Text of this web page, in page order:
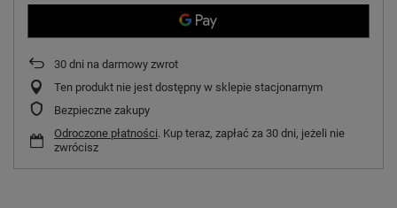
30 dni na darmowy zwrot
Ten produkt nie jest dostępny w sklepie stacjonarnym
Bezpieczne zakupy
Odroczone płatności. Kup teraz, zapłać za 30 dni, jeżeli nie
zwrócisz